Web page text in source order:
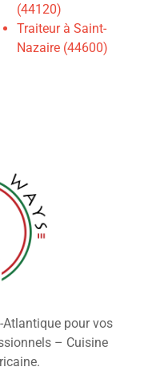
(44120)
Traiteur à Saint-
Nazaire (44600)
Atlantique pour vos
– Cuisine